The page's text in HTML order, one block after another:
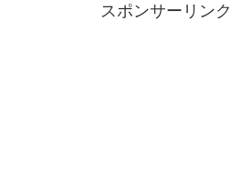
スポンサーリンク